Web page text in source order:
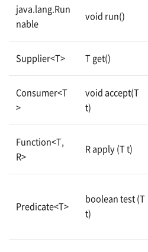
java.lang.Run
nable
void run()
Supplier<T> T get()
Consumer<T
>
void accept(T
t)
Function<T,
R>
R apply (T t)
Predicate<T>
boolean test (T
t)